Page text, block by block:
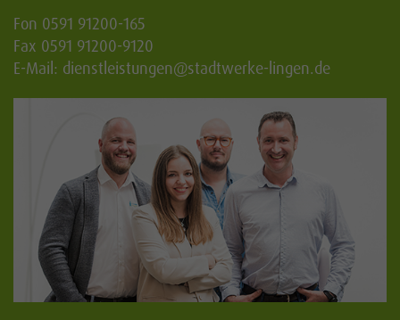
Fon 0591 91200-165
Fax 0591 91200-9120
E-Mail: dienstleistungen@stadtwerke-lingen.de